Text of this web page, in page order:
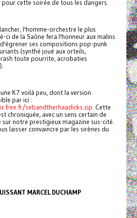
cette soirée de tous les dangers.
l'homme-orchestre le plus
ci de la Saône fera l'honneur aux malins
ses compositions pop-punk
(synthé joué aux orteils,
toute pourrite, acrobaties
K7 voilà peu, dont la version
par ici :
sebandtherhaadicks.zip. Cette
chroniquée, avec un sens certain de
notre prestigieux magazine sus-cité.
laisser convaincre par les sirènes du
MARCEL DUCHAMP